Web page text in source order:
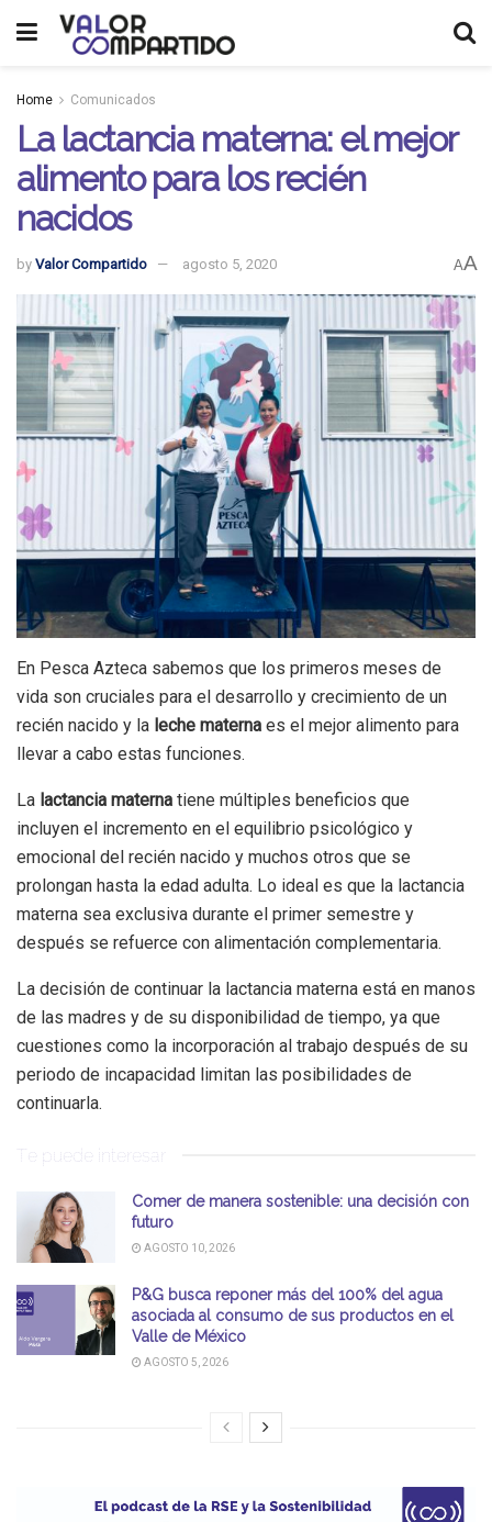
Home Comunicados
La lactancia materna: el mejor
alimento para los recién
nacidos
by Valor Compartido agosto 5, 2020 AA
En Pesca Azteca sabemos que los primeros meses de
vida son cruciales para el desarrollo y crecimiento de un
recién nacido y la leche materna es el mejor alimento para
llevar a cabo estas funciones.
La lactancia materna tiene múltiples beneficios que
incluyen el incremento en el equilibrio psicológico y
emocional del recién nacido y muchos otros que se
prolongan hasta la edad adulta. Lo ideal es que la lactancia
materna sea exclusiva durante el primer semestre y
después se refuerce con alimentación complementaria.
La decisión de continuar la lactancia materna está en manos
de las madres y de su disponibilidad de tiempo, ya que
cuestiones como la incorporación al trabajo después de su
periodo de incapacidad limitan las posibilidades de
continuarla.
Te puede interesar
Comer de manera sostenible: una decisión con
futuro
AGOSTO 10, 2026
P&G busca reponer más del 100% del agua
asociada al consumo de sus productos en el
Valle de México
AGOSTO 5, 2026